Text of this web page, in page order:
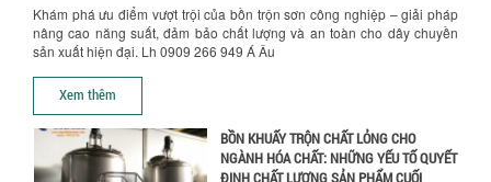
Khám phá ưu điểm vượt trội của bồn trộn sơn công nghiệp – giải pháp
nâng cao năng suất, đảm bảo chất lượng và an toàn cho dây chuyền
sản xuất hiện đại. Lh 0909 266 949 Á Âu
Xem thêm
BỒN KHUẤY SƠN: VẬT LIỆU, DUNG TÍCH VÀ
CÔNG SUẤT KHUẤY
Khám phá các yếu tố quan trọng khi
BỒN KHUẤY TRỘN CHẤT LỎNG CHO
NGÀNH HÓA CHẤT: NHỮNG YẾU TỐ QUYẾT
ĐỊNH CHẤT LƯỢNG SẢN PHẨM CUỐI